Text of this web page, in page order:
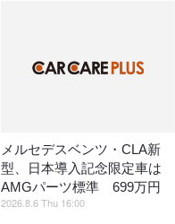
メルセデスベンツ・CLA新
型、日本導入記念限定車は
AMGパーツ標準 699万円
2026.8.6 Thu 16:00